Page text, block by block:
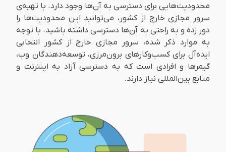
محدودیت‌هایی برای دسترسی به آن‌ها وجود دارد. با تهیه‌ی
سرور مجازی خارج از کشور، می‌توانید این محدودیت‌ها را
دور زده و به راحتی به آن‌ها دسترسی داشته باشید. با توجه
به موارد ذکر شده، سرور مجازی خارج از کشور انتخابی
ایده‌آل برای کسب‌وکارهای برون‌مرزی، توسعه‌دهندگان وب،
گیمرها و افرادی است که به دسترسی آزاد به اینترنت و
منابع بین‌المللی نیاز دارند.